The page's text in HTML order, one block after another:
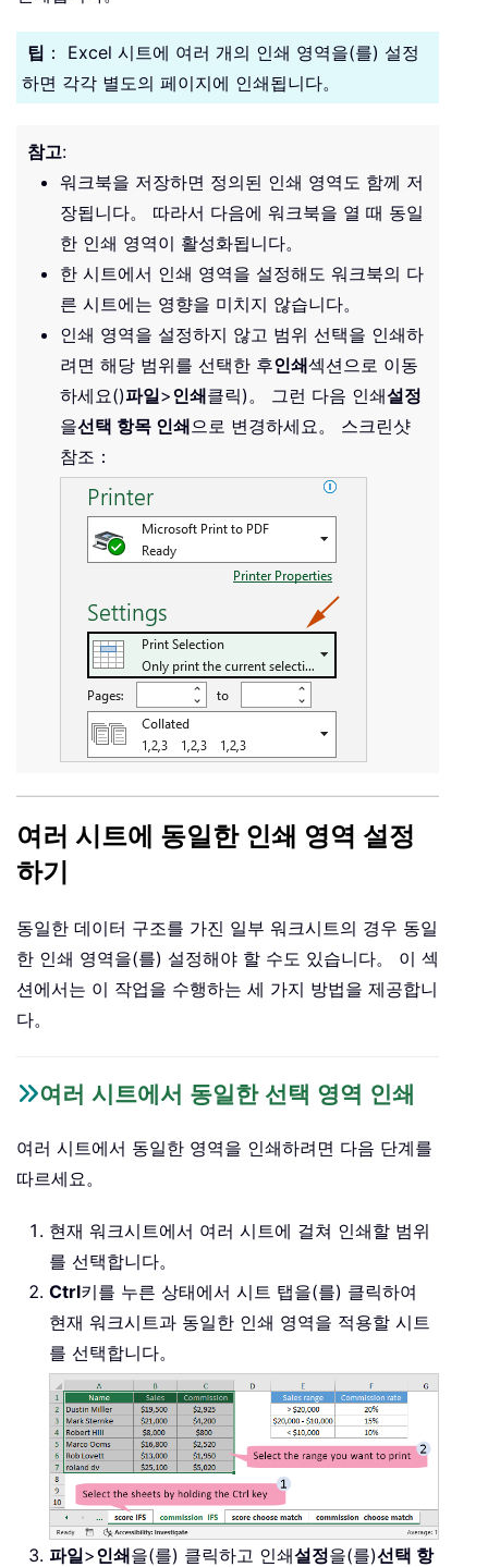
팁 ： Excel 시트에 여러 개의 인쇄 영역을(를) 설정
하면 각각 별도의 페이지에 인쇄됩니다。
참고:
워크북을 저장하면 정의된 인쇄 영역도 함께 저
장됩니다。 따라서 다음에 워크북을 열 때 동일
한 인쇄 영역이 활성화됩니다。
한 시트에서 인쇄 영역을 설정해도 워크북의 다
른 시트에는 영향을 미치지 않습니다。
인쇄 영역을 설정하지 않고 범위 선택을 인쇄하
려면 해당 범위를 선택한 후인쇄섹션으로 이동
하세요()파일>인쇄클릭)。 그런 다음 인쇄설정
을선택 항목 인쇄으로 변경하세요。 스크린샷
참조：
여러 시트에 동일한 인쇄 영역 설정
하기
동일한 데이터 구조를 가진 일부 워크시트의 경우 동일
한 인쇄 영역을(를) 설정해야 할 수도 있습니다。 이 섹
션에서는 이 작업을 수행하는 세 가지 방법을 제공합니
다。
여러 시트에서 동일한 선택 영역 인쇄
여러 시트에서 동일한 영역을 인쇄하려면 다음 단계를
따르세요。
현재 워크시트에서 여러 시트에 걸쳐 인쇄할 범위
를 선택합니다。
Ctrl키를 누른 상태에서 시트 탭을(를) 클릭하여
현재 워크시트과 동일한 인쇄 영역을 적용할 시트
를 선택합니다。
파일>인쇄을(를) 클릭하고 인쇄설정을(를)선택 항